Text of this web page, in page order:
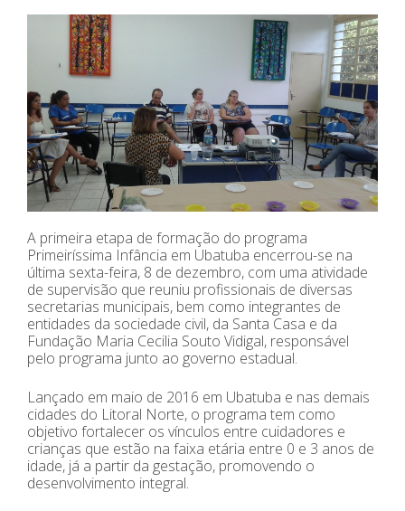
A primeira etapa de formação do programa
Primeiríssima Infância em Ubatuba encerrou-se na
última sexta-feira, 8 de dezembro, com uma atividade
de supervisão que reuniu profissionais de diversas
secretarias municipais, bem como integrantes de
entidades da sociedade civil, da Santa Casa e da
Fundação Maria Cecilia Souto Vidigal, responsável
pelo programa junto ao governo estadual.
Lançado em maio de 2016 em Ubatuba e nas demais
cidades do Litoral Norte, o programa tem como
objetivo fortalecer os vínculos entre cuidadores e
crianças que estão na faixa etária entre 0 e 3 anos de
idade, já a partir da gestação, promovendo o
desenvolvimento integral.